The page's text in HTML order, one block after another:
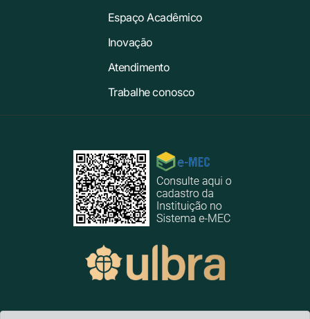
Espaço Acadêmico
Inovação
Atendimento
Trabalhe conosco